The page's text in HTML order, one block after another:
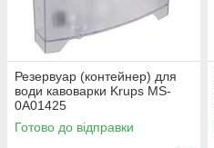
Резервуар (контейнер) для
води кавоварки Krups MS-
0A01425
Готово до відправки